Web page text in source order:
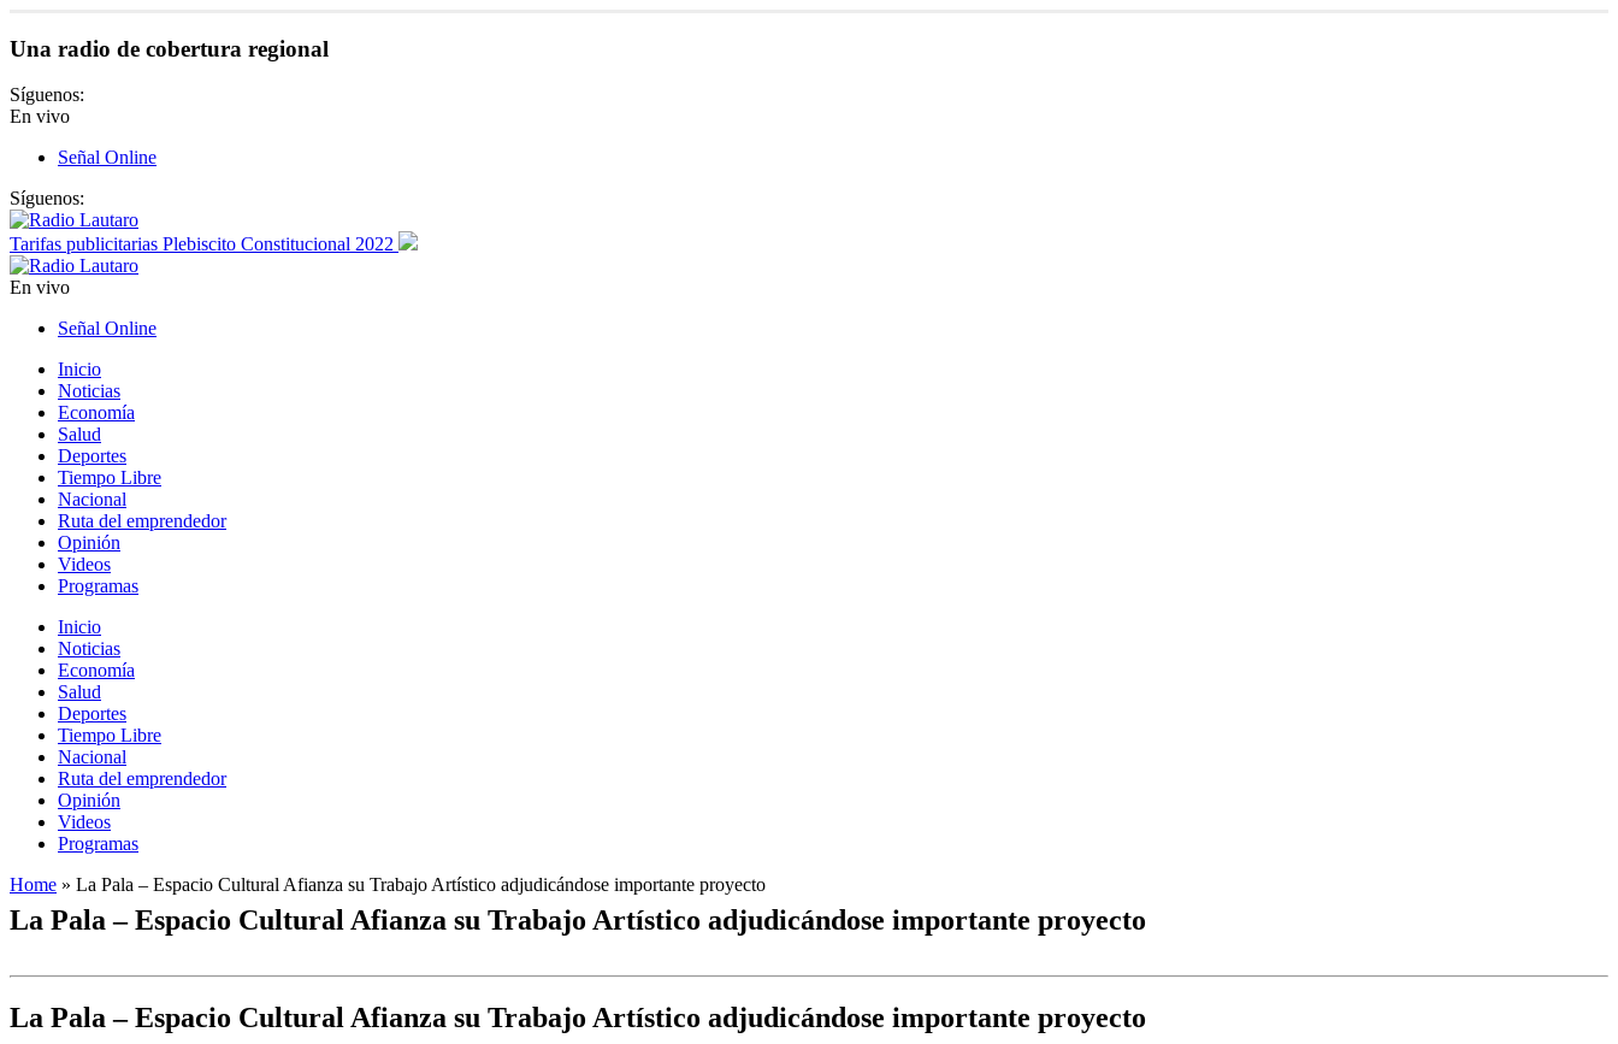
Una radio de cobertura regional
Síguenos:
En vivo
Señal Online
Síguenos:
Tarifas publicitarias Plebiscito Constitucional 2022
En vivo
Señal Online
Inicio
Noticias
Economía
Salud
Deportes
Tiempo Libre
Nacional
Ruta del emprendedor
Opinión
Videos
Programas
Inicio
Noticias
Economía
Salud
Deportes
Tiempo Libre
Nacional
Ruta del emprendedor
Opinión
Videos
Programas
Home » La Pala – Espacio Cultural Afianza su Trabajo Artístico adjudicándose importante proyecto
La Pala – Espacio Cultural Afianza su Trabajo Artístico adjudicándose importante proyecto
La Pala – Espacio Cultural Afianza su Trabajo Artístico adjudicándose importante proyecto